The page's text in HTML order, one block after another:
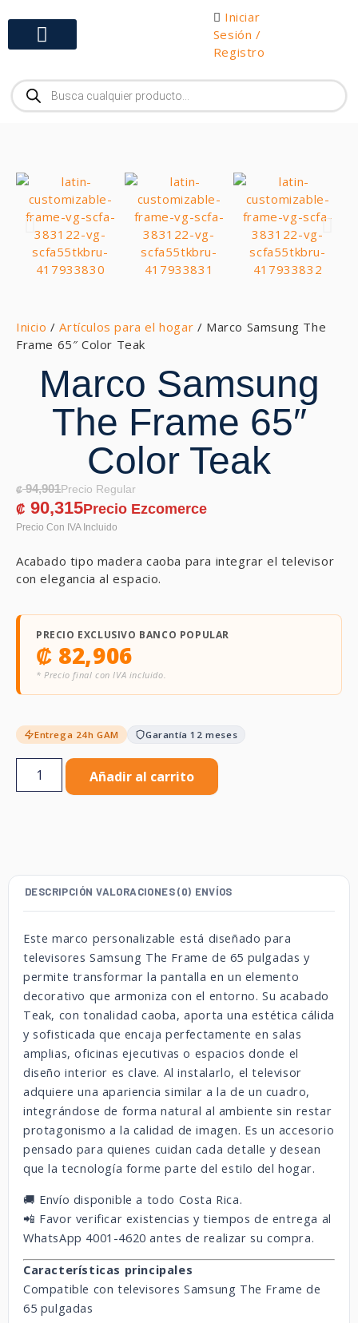
Iniciar
Sesión /
Registro
Inicio /Artículos para el hogar / Marco Samsung The
Frame 65″ Color Teak
Marco Samsung
The Frame 65″
Color Teak
₡94,901
₡ 90,315
Acabado tipo madera caoba para integrar el televisor
con elegancia al espacio.
PRECIO EXCLUSIVO BANCO POPULAR
₡ 82,906
* Precio final con IVA incluido.
Entrega 24h GAM Garantía 12 meses
Añadir al carrito
DESCRIPCIÓN VALORACIONES (0) ENVÍOS
Este marco personalizable está diseñado para
televisores Samsung The Frame de 65 pulgadas y
permite transformar la pantalla en un elemento
decorativo que armoniza con el entorno. Su acabado
Teak, con tonalidad caoba, aporta una estética cálida
y sofisticada que encaja perfectamente en salas
amplias, oficinas ejecutivas o espacios donde el
diseño interior es clave. Al instalarlo, el televisor
adquiere una apariencia similar a la de un cuadro,
integrándose de forma natural al ambiente sin restar
protagonismo a la calidad de imagen. Es un accesorio
pensado para quienes cuidan cada detalle y desean
que la tecnología forme parte del estilo del hogar.
🚚 Envío disponible a todo Costa Rica.
📲 Favor verificar existencias y tiempos de entrega al
WhatsApp 4001-4620 antes de realizar su compra.
Características principales
Compatible con televisores Samsung The Frame de
65 pulgadas